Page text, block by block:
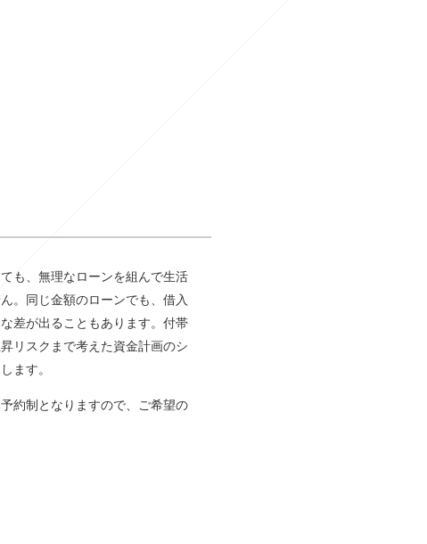
も、無理なローンを組んで生活
。同じ金額のローンでも、借入
差が出ることもあります。付帯
リスクまで考えた資金計画のシ
ます。
約制となりますので、ご希望の